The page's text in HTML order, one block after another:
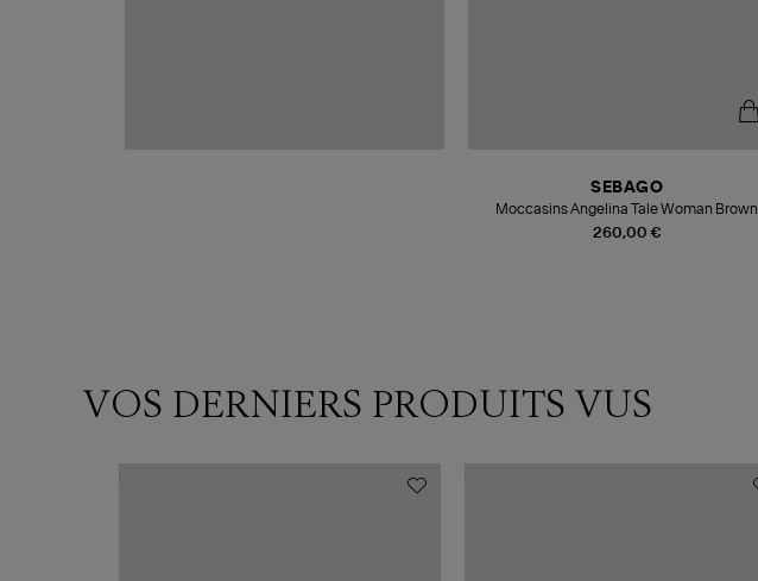
260,00 €
SEBAGO
Moccasins Angelina Tale Woman Brown
Burgundy
VOS DERNIERS PRODUITS VUS